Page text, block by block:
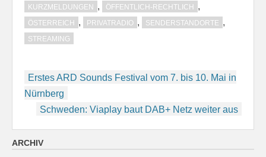
KURZMELDUNGEN , ÖFFENTLICH-RECHTLICH ,
ÖSTERREICH , PRIVATRADIO , SENDERSTANDORTE ,
STREAMING
Beitragsnavigation
Erstes ARD Sounds Festival vom 7. bis 10. Mai in
Nürnberg
Schweden: Viaplay baut DAB+ Netz weiter aus
ARCHIV